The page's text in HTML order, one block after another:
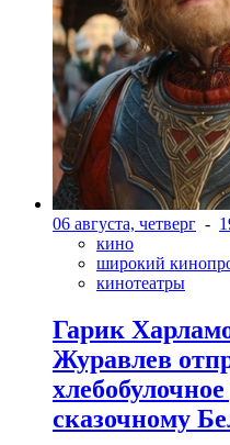
06 августа, четверг -
кино
широкий
кинотеатры
Гарик
Журавлев
сказочному